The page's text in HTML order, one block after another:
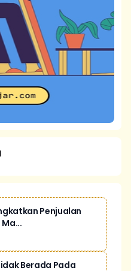
Penjualan
Berada Pada